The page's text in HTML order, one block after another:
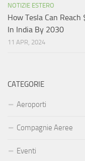
NOTIZIE ESTERO
How Tesla Can
In India By 2030
11 APR, 2024
CATEGORIE
Aeroporti
Compagnie Aeree
Eventi